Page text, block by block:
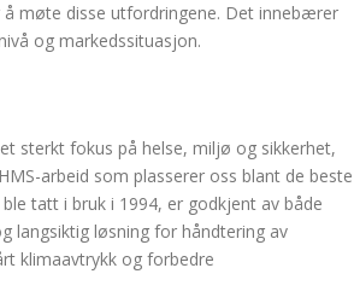
møte disse utfordringene. Det innebærer
og markedssituasjon.
sterkt fokus på helse, miljø og sikkerhet,
arbeid som plasserer oss blant de beste
tatt i bruk i 1994, er godkjent av både
langsiktig løsning for håndtering av
klimaavtrykk og forbedre